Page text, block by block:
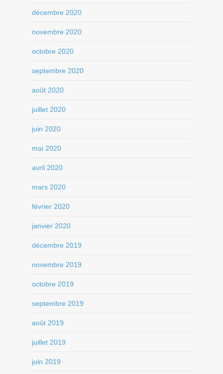
décembre 2020
novembre 2020
octobre 2020
septembre 2020
août 2020
juillet 2020
juin 2020
mai 2020
avril 2020
mars 2020
février 2020
janvier 2020
décembre 2019
novembre 2019
octobre 2019
septembre 2019
août 2019
juillet 2019
juin 2019